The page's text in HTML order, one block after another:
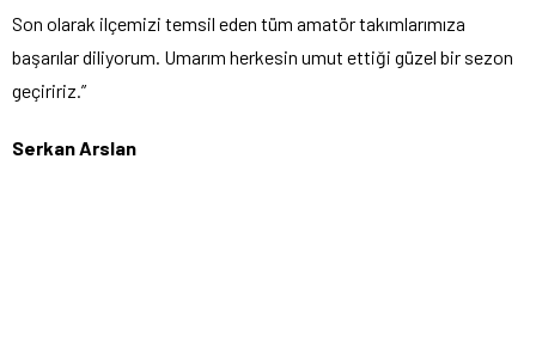
Son olarak ilçemizi temsil eden tüm amatör takımlarımıza
başarılar diliyorum. Umarım herkesin umut ettiği güzel bir sezon
geçiririz.”
Serkan Arslan